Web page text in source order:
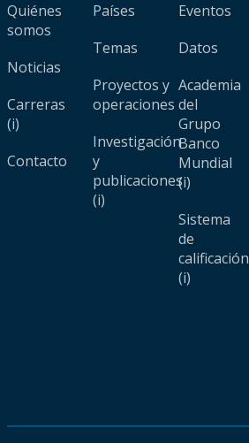
Quiénes
somos
Noticias
Carreras
(i)
Contacto
Países
Temas
Proyectos y
operaciones
Investigación
y
publicaciones
(i)
Eventos
Datos
Academia
del
Grupo
Banco
Mundial
(i)
Sistema
de
calificación
(i)